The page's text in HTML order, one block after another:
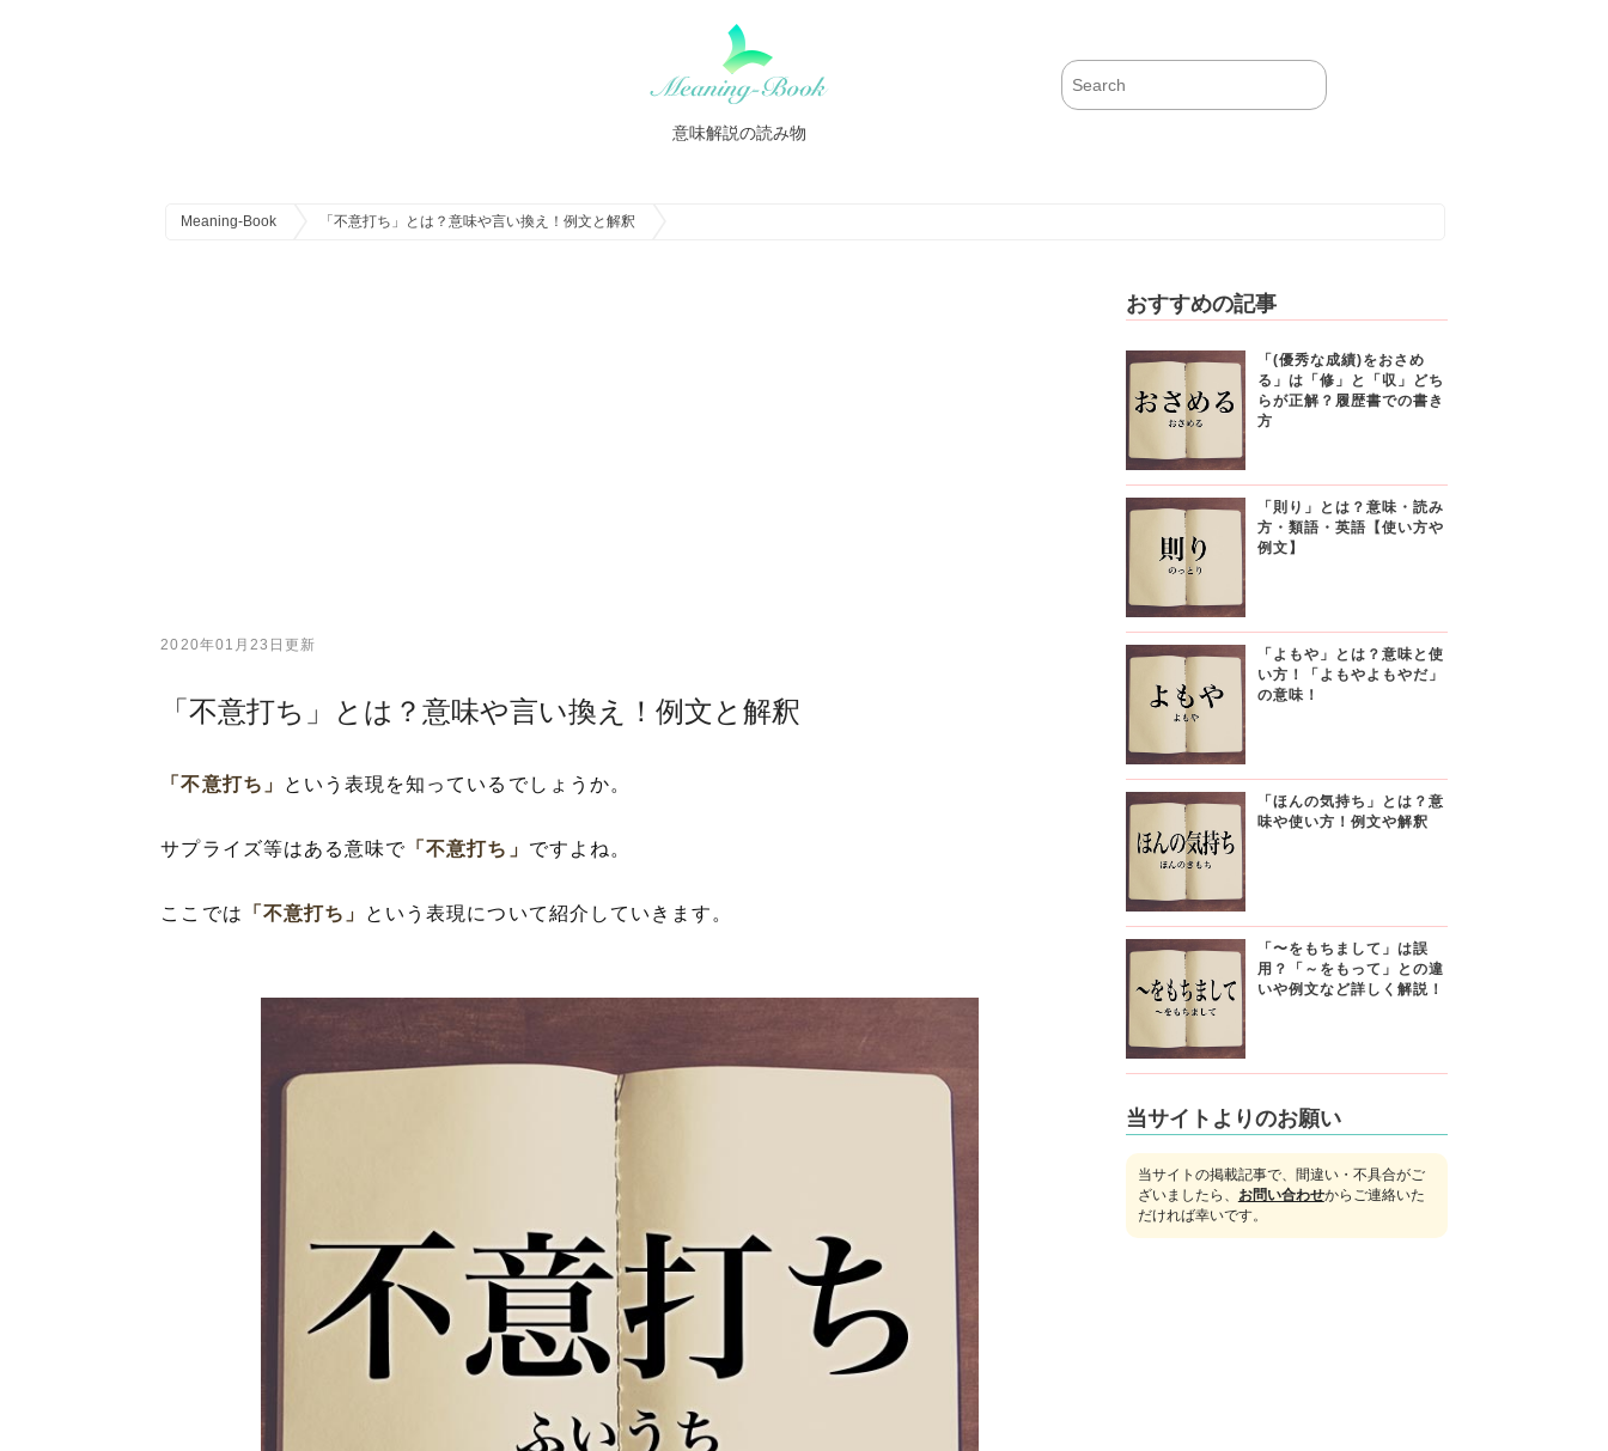
意味解説の読み物
Meaning-Book 「不意打ち」とは？意味や言い換え！例文と解釈
2020年01月23日更新
「不意打ち」とは？意味や言い換え！例文と解釈
「不意打ち」 という表現を知っているでしょうか。
サプライズ等はある意味で 「不意打ち」 ですよね。
ここでは 「不意打ち」 という表現について紹介していきます。
おすすめの記事
「(優秀な成績)をおさめ
る」は「修」と「収」どち
らが正解？履歴書での書き
方
「則り」とは？意味・読み
方・類語・英語【使い方や
例文】
「よもや」とは？意味と使
い方！「よもやよもやだ」
の意味！
「ほんの気持ち」とは？意
味や使い方！例文や解釈
「〜をもちまして」は誤
用？「～をもって」との違
いや例文など詳しく解説！
当サイトよりのお願い
当サイトの掲載記事で、間違い・不具合がご
ざいましたら、 お問い合わせからご連絡いた
だければ幸いです。